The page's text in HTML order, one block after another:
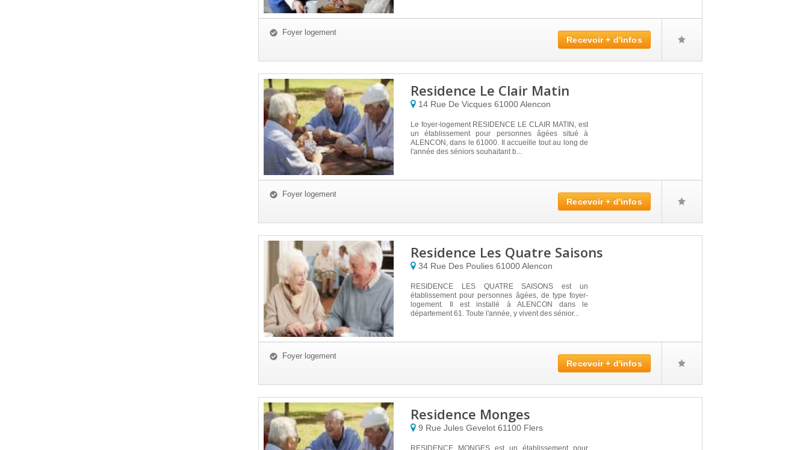
Foyer logement
Recevoir + d'infos
Residence Le Clair Matin
14 Rue De Vicques 61000Alencon
Le foyer-logement RESIDENCE LE CLAIR MATIN, est
un établissement pour personnes âgées situé à
ALENCON, dans le 61000. Il accueille tout au long de
l'année des séniors souhaitant b...
Foyer logement
Recevoir + d'infos
Residence Les Quatre Saisons
34 Rue Des Poulies 61000Alencon
RESIDENCE LES QUATRE SAISONS est un
établissement pour personnes âgées, de type foyer-
logement. Il est installé à ALENCON dans le
département 61. Toute l'année, y vivent des sénior...
Foyer logement
Recevoir + d'infos
Residence Monges
9 Rue Jules Gevelot 61100 Flers
RESIDENCE MONGES est un établissement pour